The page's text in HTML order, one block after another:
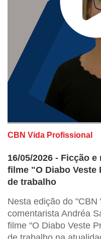
CBN Vida Profissional
16/05/2026 - Ficção
filme "O Diabo Veste
de trabalho
Nesta edição do
comentarista Andréa
filme "O Diabo Veste